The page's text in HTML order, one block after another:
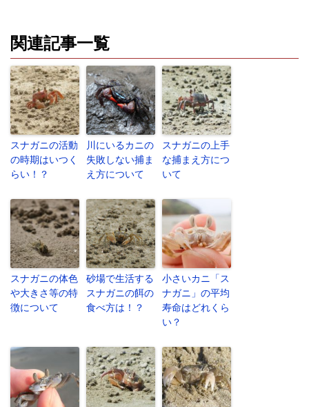
関連記事一覧
スナガニの活動
の時期はいつく
らい！？
川にいるカニの
失敗しない捕ま
え方について
スナガニの上手
な捕まえ方につ
いて
スナガニの体色
や大きさ等の特
徴について
砂場で生活する
スナガニの餌の
食べ方は！？
小さいカニ「ス
ナガニ」の平均
寿命はどれくら
い？